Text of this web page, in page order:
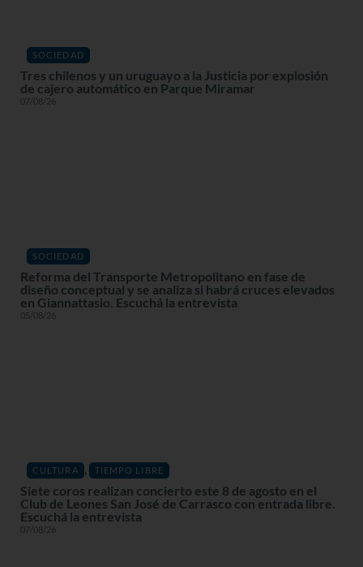
SOCIEDAD
Tres chilenos y un uruguayo a la Justicia por explosión
de cajero automático en Parque Miramar
07/08/26
SOCIEDAD
Reforma del Transporte Metropolitano en fase de
diseño conceptual y se analiza si habrá cruces elevados
en Giannattasio. Escuchá la entrevista
05/08/26
CULTURA , TIEMPO LIBRE
Siete coros realizan concierto este 8 de agosto en el
Club de Leones San José de Carrasco con entrada libre.
Escuchá la entrevista
07/08/26